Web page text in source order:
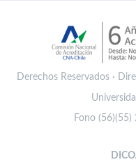
Derechos Reservados ·
Fono (56)(55)